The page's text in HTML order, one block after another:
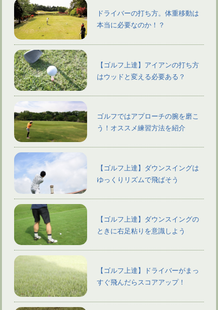
ドライバーの打ち方。体重移動は
本当に必要なのか！？
【ゴルフ上達】アイアンの打ち方
はウッドと変える必要ある？
ゴルフではアプローチの腕を磨こ
う！オススメ練習方法を紹介
【ゴルフ上達】ダウンスイングは
ゆっくりリズムで飛ばそう
【ゴルフ上達】ダウンスイングの
ときに右足粘りを意識しよう
【ゴルフ上達】ドライバーがまっ
すぐ飛んだらスコアアップ！